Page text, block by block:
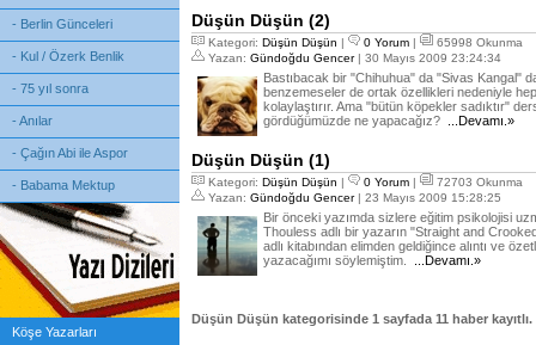
- Berlin Günceleri
- Kul / Özerk Benlik
- 75 yıl sonra
- Anılar
- Çağın Abi ile Aspor
- Babama Mektup
Köşe Yazarları
Düşün Düşün (2)
Kategori: Düşün Düşün | 0 Yorum |
65998 Okunma
Yazan: Gündoğdu Gencer| 30 Mayıs 2009 23:24:34
Bastıbacak bir "Chihuhua" da "Sivas Kangal"
benzemeseler de ortak özellikleri nedeniyle
kolaylaştırır. Ama "bütün köpekler sadıktır"
gördüğümüzde ne yapacağız?
...Devamı.»
Düşün Düşün (1)
Kategori: Düşün Düşün | 0 Yorum |
72703 Okunma
Yazan: Gündoğdu Gencer| 23 Mayıs 2009 15:28:25
Bir önceki yazımda sizlere eğitim psikolojisi
Thouless adlı bir yazarın "Straight and
adlı kitabından elimden geldiğince alıntı ve
yazacağımı söylemiştim.
...Devamı.»
Düşün Düşün kategorisinde 1 sayfada 11 haber kayıtlı.